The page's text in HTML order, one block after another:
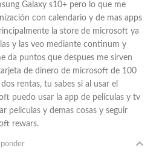
Galaxy s10+ pero lo que me
con calendario y de mas apps
la store de microsoft ya
y las veo mediante continum y
da puntos que despues me sirven
de dinero de microsoft de 100
rentas, tu sabes si al usar el
puedo usar la app de películas y tv
peliculas y demas cosas y seguir
rewars.